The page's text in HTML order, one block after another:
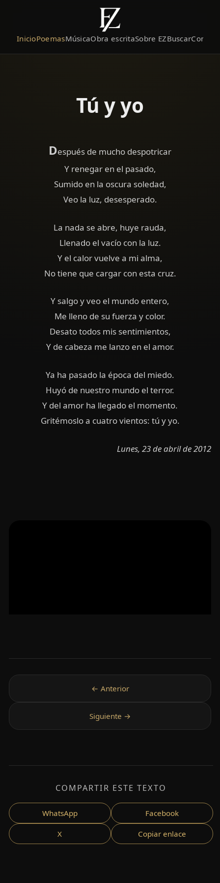
InicioPoemasMúsicaObra escritaSobre EZBuscar
Tú y yo
Después de mucho despotricar
Y renegar en el pasado,
Sumido en la oscura soledad,
Veo la luz, desesperado.
La nada se abre, huye rauda,
Llenado el vacío con la luz.
Y el calor vuelve a mi alma,
No tiene que cargar con esta cruz.
Y salgo y veo el mundo entero,
Me lleno de su fuerza y color.
Desato todos mis sentimientos,
Y de cabeza me lanzo en el amor.
Ya ha pasado la época del miedo.
Huyó de nuestro mundo el terror.
Y del amor ha llegado el momento.
Gritémoslo a cuatro vientos: tú y yo.
Lunes, 23 de abril de 2012
COMPARTIR ESTE TEXTO
WhatsApp Facebook
X Copiar enlace